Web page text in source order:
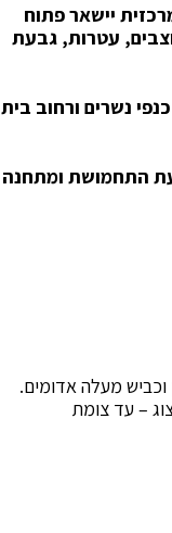
יישאר פתוח
עטרות, גבעת
נשרים ורחוב בית
התחמושת ומתחנה
– עד צומת